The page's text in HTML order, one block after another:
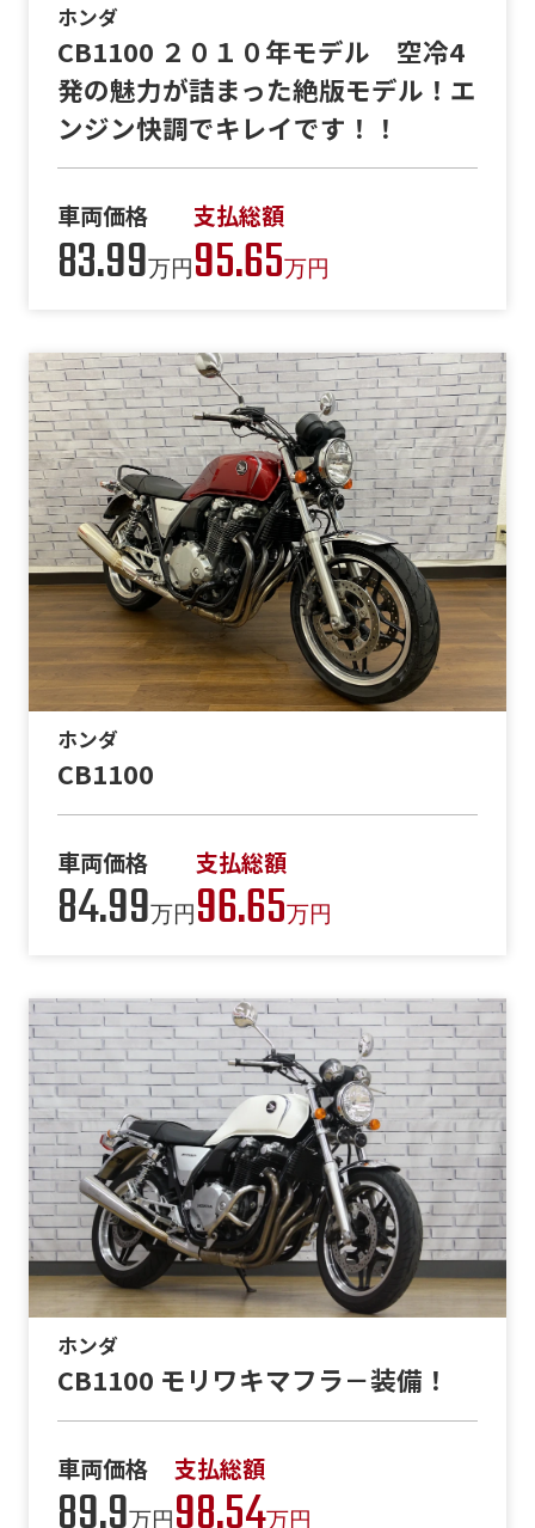
ホンダ
CB1100 ２０１０年モデル 空冷4
発の魅力が詰まった絶版モデル！エ
ンジン快調でキレイです！！
車両価格
83.99万円
支払総額
95.65万円
ホンダ
CB1100
車両価格
84.99万円
支払総額
96.65万円
ホンダ
CB1100 モリワキマフラ－装備！
車両価格 支払総額